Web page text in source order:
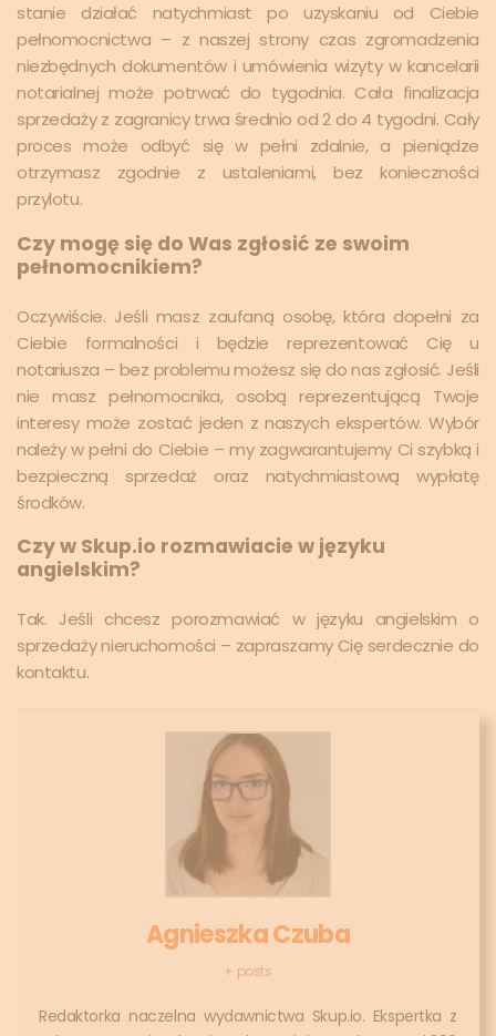
stanie działać natychmiast po uzyskaniu od Ciebie
pełnomocnictwa – z naszej strony czas zgromadzenia
niezbędnych dokumentów i umówienia wizyty w kancelarii
notarialnej może potrwać do tygodnia. Cała finalizacja
sprzedaży z zagranicy trwa średnio od 2 do 4 tygodni. Cały
proces może odbyć się w pełni zdalnie, a pieniądze
otrzymasz zgodnie z ustaleniami, bez konieczności
przylotu.
Czy mogę się do Was zgłosić ze swoim
pełnomocnikiem?
Oczywiście. Jeśli masz zaufaną osobę, która dopełni za
Ciebie formalności i będzie reprezentować Cię u
notariusza – bez problemu możesz się do nas zgłosić. Jeśli
nie masz pełnomocnika, osobą reprezentującą Twoje
interesy może zostać jeden z naszych ekspertów. Wybór
należy w pełni do Ciebie – my zagwarantujemy Ci szybką i
bezpieczną sprzedaż oraz natychmiastową wypłatę
środków.
Czy w Skup.io rozmawiacie w języku
angielskim?
Tak. Jeśli chcesz porozmawiać w języku angielskim o
sprzedaży nieruchomości – zapraszamy Cię serdecznie do
kontaktu.
Agnieszka Czuba
+ posts
Redaktorka naczelna wydawnictwa Skup.io. Ekspertka z